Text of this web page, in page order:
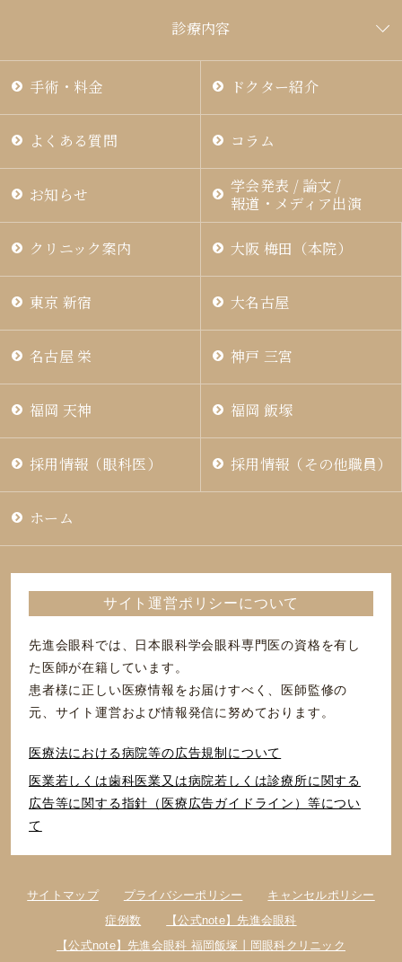
手術・料金 ドクター紹介
よくある質問 コラム
お知らせ
学会発表 / 論文 /
報道・メディア出演
クリニック案内 大阪 梅田（本院）
東京 新宿 大名古屋
名古屋 栄 神戸 三宮
福岡 天神 福岡 飯塚
採用情報（眼科医） 採用情報（その他職員）
ホーム
診療内容
サイト運営ポリシーについて
先進会眼科では、日本眼科学会眼科専門医の資格を有し
た医師が在籍しています。
患者様に正しい医療情報をお届けすべく、医師監修の
元、サイト運営および情報発信に努めております。
医療法における病院等の広告規制について
医業若しくは⻭科医業⼜は病院若しくは診療所に関する
広告等に関する指針（医療広告ガイドライン）等につい
て
サイトマップ プライバシーポリシー
キャンセルポリシー
症例数
【公式note】先進会眼科
【公式note】先進会眼科 福岡飯塚丨岡眼科クリニック
大阪 梅田（本院）
CLOSE
CLOSE